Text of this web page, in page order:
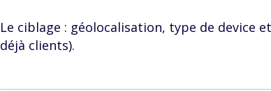
Le ciblage : géolocalisation, type de device
déjà clients).